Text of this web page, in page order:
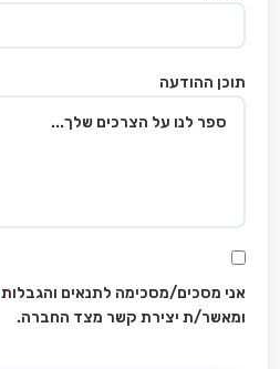
תוכן ההודעה
אני מסכים/מסכימה לתנאים והגבלות
ומאשר/ת יצירת קשר מצד החברה.